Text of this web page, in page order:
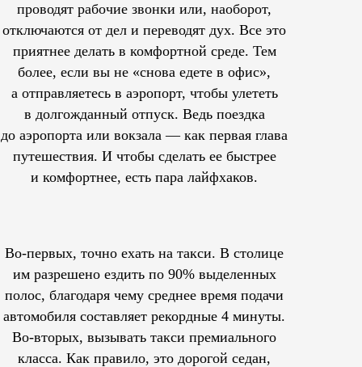
проводят рабочие звонки или, наоборот,
отключаются от дел и переводят дух. Все это
приятнее делать в комфортной среде. Тем
более, если вы не «снова едете в офис»,
а отправляетесь в аэропорт, чтобы улететь
в долгожданный отпуск. Ведь поездка
до аэропорта или вокзала — как первая глава
путешествия. И чтобы сделать ее быстрее
и комфортнее, есть пара лайфхаков.
Во-первых, точно ехать на такси. В столице
им разрешеноездить по 90% выделенных
полос, благодаря чему среднее время подачи
автомобиля составляет рекордные 4 минуты.
Во-вторых, вызывать такси премиального
класса. Как правило, это дорогой седан,